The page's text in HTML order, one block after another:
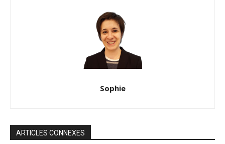
Sophie
ARTICLES CONNEXES